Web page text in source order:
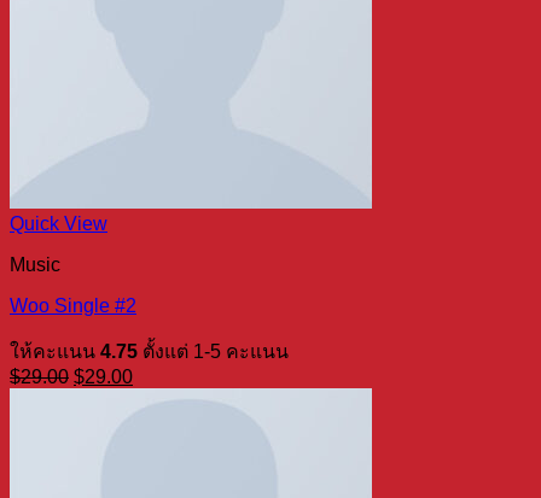
Quick View
Music
Woo Single #2
ให้คะแนน 4.75 ตั้งแต่ 1-5 คะแนน
$29.00 Original
$29.00Current